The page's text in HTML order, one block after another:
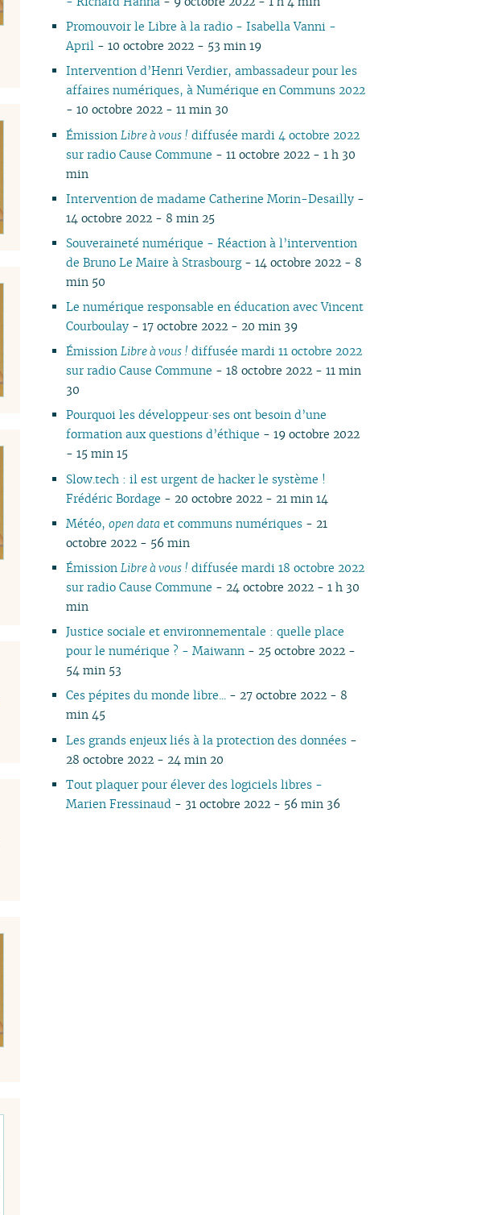
01
01
01
01
01
02
01
02
01
02
02
01
Promouvoir le Libre à la radio - Isabella Vanni -
April - 10 octobre 2022 - 53 min 19
Intervention d’Henri Verdier, ambassadeur pour les
affaires numériques, à Numérique en Communs 2022
- 10 octobre 2022 - 11 min 30
Émission Libre à vous ! diffusée mardi 4 octobre 2022
sur radio Cause Commune - 11 octobre 2022 - 1 h 30
min
Intervention de madame Catherine Morin-Desailly -
14 octobre 2022 - 8 min 25
Souveraineté numérique - Réaction à l’intervention
de Bruno Le Maire à Strasbourg - 14 octobre 2022 - 8
min 50
Le numérique responsable en éducation avec Vincent
Courboulay - 17 octobre 2022 - 20 min 39
ÉmissionLibre à vous ! diffusée mardi 11 octobre 2022
sur radio Cause Commune - 18 octobre 2022 - 11 min
30
Pourquoi les développeur·ses ont besoin d’une
formation aux questions d’éthique - 19 octobre 2022
- 15 min 15
Slow.tech : il est urgent de hacker le système !
Frédéric Bordage - 20 octobre 2022 - 21 min 14
Météo,open data et communs numériques - 21
octobre 2022 - 56 min
ÉmissionLibre à vous ! diffusée mardi 18 octobre 2022
sur radio Cause Commune - 24 octobre 2022 - 1 h 30
min
Justice sociale et environnementale : quelle place
pour le numérique ? - Maiwann - 25 octobre 2022 -
54 min 53
Ces pépites du monde libre... - 27 octobre 2022 - 8
min 45
Les grands enjeux liés à la protection des données -
28 octobre 2022 - 24 min 20
Tout plaquer pour élever des logiciels libres -
Marien Fressinaud - 31 octobre 2022 - 56 min 36